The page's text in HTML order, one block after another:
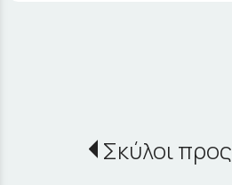
Σκύλοι